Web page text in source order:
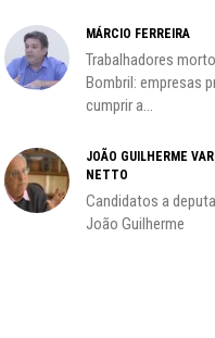
MÁRCIO FERREIRA
Trabalhadores
Bombril: empresas
cumprir a...
JOÃO GUILHERME
NETTO
Candidatos a
João Guilherme